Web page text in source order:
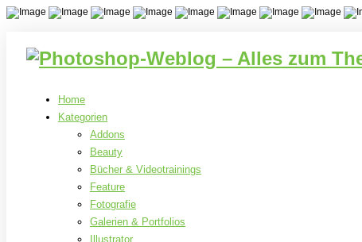
Home
Kategorien
Addons
Beauty
Bücher & Videotrainings
Feature
Fotografie
Galerien & Portfolios
Illustrator